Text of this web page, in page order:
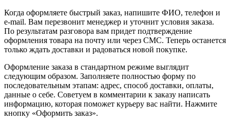
Когда оформляете быстрый заказ, напишите ФИО, телефон и
e-mail. Вам перезвонит менеджер и уточнит условия заказа.
По результатам разговора вам придет подтверждение
оформления товара на почту или через СМС. Теперь останется
только ждать доставки и радоваться новой покупке.
Оформление заказа в стандартном режиме выглядит
следующим образом. Заполняете полностью форму по
последовательным этапам: адрес, способ доставки, оплаты,
данные о себе. Советуем в комментарии к заказу написать
информацию, которая поможет курьеру вас найти. Нажмите
кнопку «Оформить заказ».